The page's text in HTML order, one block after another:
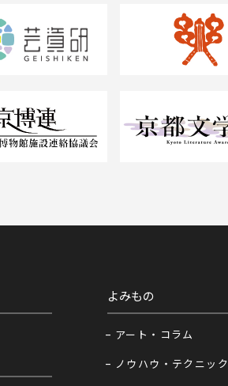
よみもの
アート・コラム
ノウハウ・テクニック